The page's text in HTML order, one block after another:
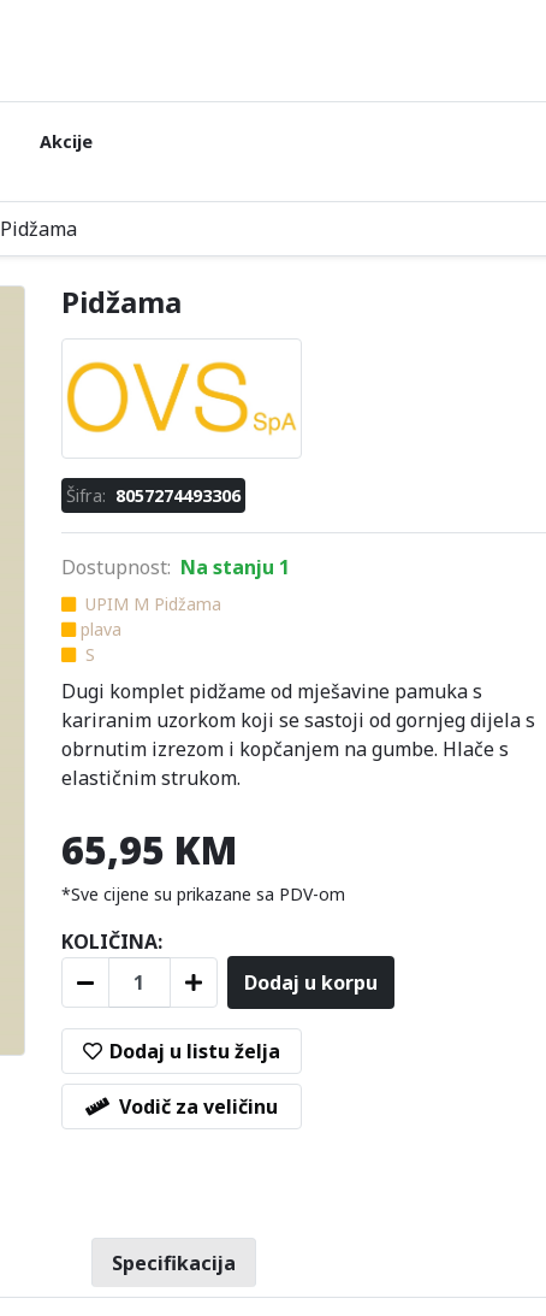
Akcije
Pidžama
Pidžama
Šifra: 8057274493306
Dostupnost: Na stanju 1
UPIM M Pidžama
plava
S
Dugi komplet pidžame od mješavine pamuka s
kariranim uzorkom koji se sastoji od gornjeg dijela s
obrnutim izrezom i kopčanjem na gumbe. Hlače s
elastičnim strukom.
65,95 KM
*Sve cijene su prikazane sa PDV-om
KOLIČINA:
Dodaj u korpu
Dodaj u listu želja
Vodič za veličinu
Specifikacija